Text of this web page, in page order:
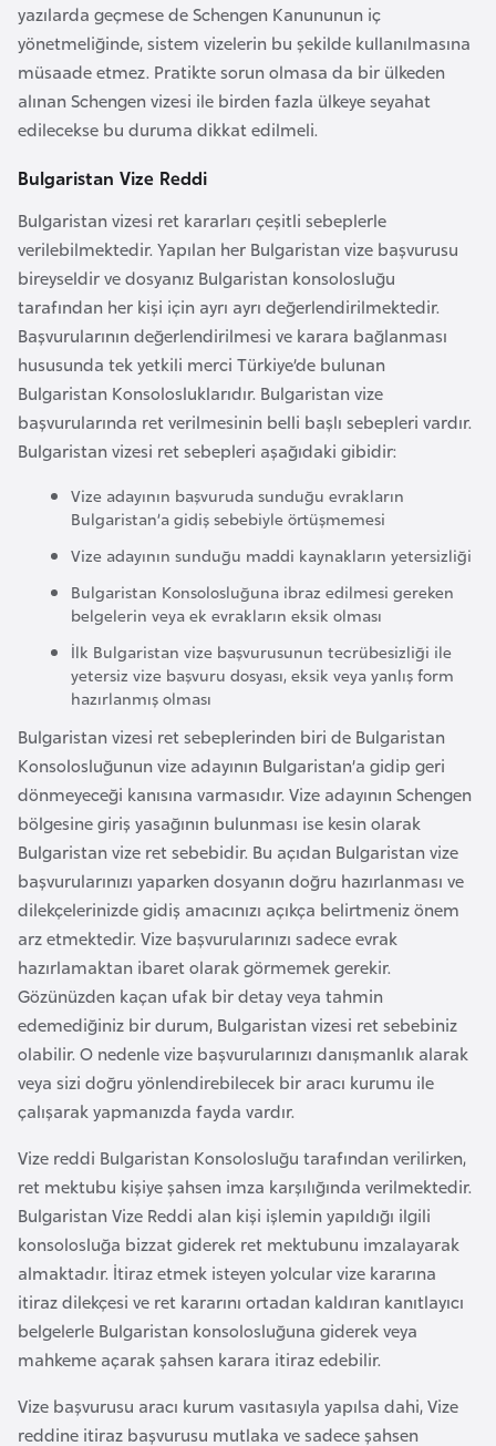
yazılarda geçmese de Schengen Kanununun iç
yönetmeliğinde, sistem vizelerin bu şekilde kullanılmasına
müsaade etmez. Pratikte sorun olmasa da bir ülkeden
alınan Schengen vizesi ile birden fazla ülkeye seyahat
edilecekse bu duruma dikkat edilmeli.
Bulgaristan Vize Reddi
Bulgaristan vizesi ret kararları çeşitli sebeplerle
verilebilmektedir. Yapılan her Bulgaristan vize başvurusu
bireyseldir ve dosyanız Bulgaristan konsolosluğu
tarafından her kişi için ayrı ayrı değerlendirilmektedir.
Başvurularının değerlendirilmesi ve karara bağlanması
hususunda tek yetkili merci Türkiye’de bulunan
Bulgaristan Konsolosluklarıdır. Bulgaristan vize
başvurularında ret verilmesinin belli başlı sebepleri vardır.
Bulgaristan vizesi ret sebepleri aşağıdaki gibidir:
Vize adayının başvuruda sunduğu evrakların
Bulgaristan’a gidiş sebebiyle örtüşmemesi
Vize adayının sunduğu maddi kaynakların yetersizliği
Bulgaristan Konsolosluğuna ibraz edilmesi gereken
belgelerin veya ek evrakların eksik olması
İlk Bulgaristan vize başvurusunun tecrübesizliği ile
yetersiz vize başvuru dosyası, eksik veya yanlış form
hazırlanmış olması
Bulgaristan vizesi ret sebeplerinden biri de Bulgaristan
Konsolosluğunun vize adayının Bulgaristan’a gidip geri
dönmeyeceği kanısına varmasıdır. Vize adayının Schengen
bölgesine giriş yasağının bulunması ise kesin olarak
Bulgaristan vize ret sebebidir. Bu açıdan Bulgaristan vize
başvurularınızı yaparken dosyanın doğru hazırlanması ve
dilekçelerinizde gidiş amacınızı açıkça belirtmeniz önem
arz etmektedir. Vize başvurularınızı sadece evrak
hazırlamaktan ibaret olarak görmemek gerekir.
Gözünüzden kaçan ufak bir detay veya tahmin
edemediğiniz bir durum, Bulgaristan vizesi ret sebebiniz
olabilir. O nedenle vize başvurularınızı danışmanlık alarak
veya sizi doğru yönlendirebilecek bir aracı kurumu ile
çalışarak yapmanızda fayda vardır.
Vize reddi Bulgaristan Konsolosluğu tarafından verilirken,
ret mektubu kişiye şahsen imza karşılığında verilmektedir.
Bulgaristan Vize Reddi alan kişi işlemin yapıldığı ilgili
konsolosluğa bizzat giderek ret mektubunu imzalayarak
almaktadır. İtiraz etmek isteyen yolcular vize kararına
itiraz dilekçesi ve ret kararını ortadan kaldıran kanıtlayıcı
belgelerle Bulgaristan konsolosluğuna giderek veya
mahkeme açarak şahsen karara itiraz edebilir.
Vize başvurusu aracı kurum vasıtasıyla yapılsa dahi, Vize
reddine itiraz başvurusu mutlaka ve sadece şahsen
B
u
l
g
r
i
s
E
r
m
s
t
o
n
y
a
E
t
i
y
o
p
y
a
F
i
l
d
i
ş
S